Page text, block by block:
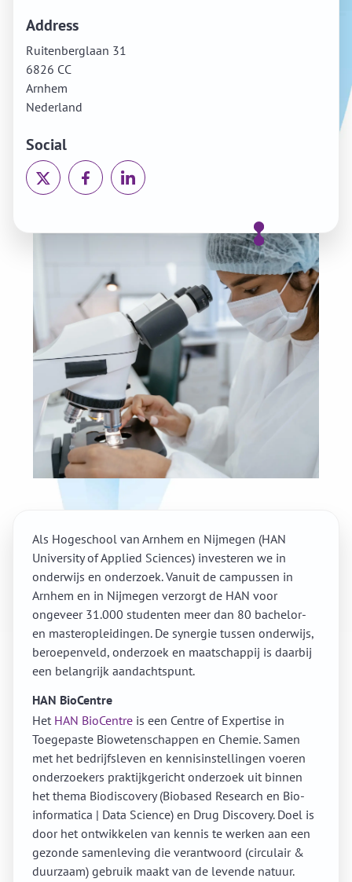
Address
Ruitenberglaan 31
6826 CC
Arnhem
Nederland
Social
Als Hogeschool van Arnhem en Nijmegen (HAN
University of Applied Sciences) investeren we in
onderwijs en onderzoek. Vanuit de campussen in
Arnhem en in Nijmegen verzorgt de HAN voor
ongeveer 31.000 studenten meer dan 80 bachelor-
en masteropleidingen. De synergie tussen onderwijs,
beroepenveld, onderzoek en maatschappij is daarbij
een belangrijk aandachtspunt.
HAN BioCentre
Het HAN BioCentre is een Centre of Expertise in
Toegepaste Biowetenschappen en Chemie. Samen
met het bedrijfsleven en kennisinstellingen voeren
onderzoekers praktijkgericht onderzoek uit binnen
het thema Biodiscovery (Biobased Research en Bio-
informatica | Data Science) en Drug Discovery. Doel is
door het ontwikkelen van kennis te werken aan een
gezonde samenleving die verantwoord (circulair &
duurzaam) gebruik maakt van de levende natuur.